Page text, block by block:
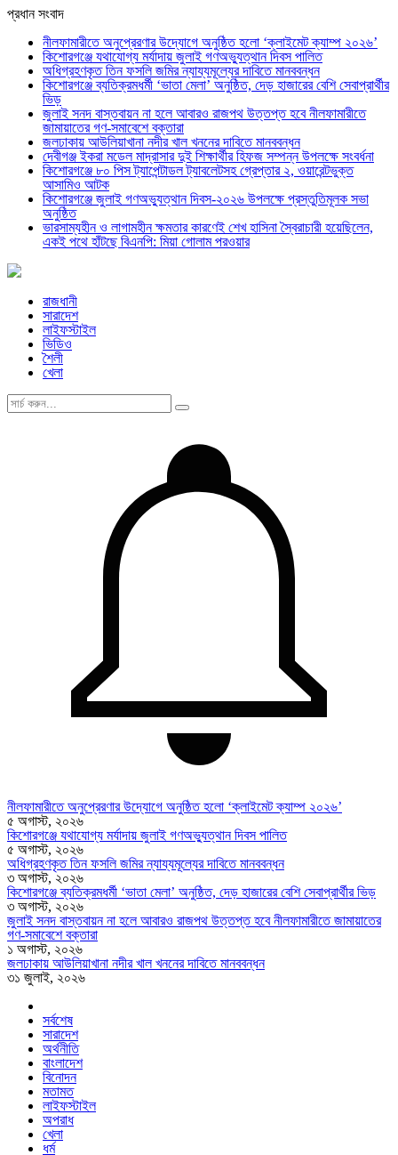
প্রধান সংবাদ
নীলফামারীতে অনুপ্রেরণার উদ্যোগে অনুষ্ঠিত হলো ‘ক্লাইমেট ক্যাম্প ২০২৬’
কিশোরগঞ্জে যথাযোগ্য মর্যাদায় জুলাই গণঅভ্যুত্থান দিবস পালিত
অধিগ্রহণকৃত তিন ফসলি জমির ন্যায্যমূল্যের দাবিতে মানববন্ধন
কিশোরগঞ্জে ব্যতিক্রমধর্মী ‘ভাতা মেলা’ অনুষ্ঠিত, দেড় হাজারের বেশি সেবাপ্রার্থীর
ভিড়
জুলাই সনদ বাস্তবায়ন না হলে আবারও রাজপথ উত্তপ্ত হবে নীলফামারীতে
জামায়াতের গণ-সমাবেশে বক্তারা
জলঢাকায় আউলিয়াখানা নদীর খাল খননের দাবিতে মানববন্ধন
দেবীগঞ্জ ইকরা মডেল মাদ্রাসার দুই শিক্ষার্থীর হিফজ সম্পন্ন উপলক্ষে সংবর্ধনা
কিশোরগঞ্জে ৮০ পিস ট্যাপেন্টাডল ট্যাবলেটসহ গ্রেপ্তার ২, ওয়ারেন্টভুক্ত
আসামিও আটক
কিশোরগঞ্জে জুলাই গণঅভ্যুত্থান দিবস-২০২৬ উপলক্ষে প্রস্তুতিমূলক সভা
অনুষ্ঠিত
ভারসাম্যহীন ও লাগামহীন ক্ষমতার কারণেই শেখ হাসিনা স্বৈরাচারী হয়েছিলেন,
একই পথে হাঁটছে বিএনপি: মিয়া গোলাম পরওয়ার
রাজধানী
সারাদেশ
লাইফস্টাইল
ভিডিও
শৈলী
খেলা
নীলফামারীতে অনুপ্রেরণার উদ্যোগে অনুষ্ঠিত হলো ‘ক্লাইমেট ক্যাম্প ২০২৬’
৫ অগাস্ট, ২০২৬
কিশোরগঞ্জে যথাযোগ্য মর্যাদায় জুলাই গণঅভ্যুত্থান দিবস পালিত
৫ অগাস্ট, ২০২৬
অধিগ্রহণকৃত তিন ফসলি জমির ন্যায্যমূল্যের দাবিতে মানববন্ধন
৩ অগাস্ট, ২০২৬
কিশোরগঞ্জে ব্যতিক্রমধর্মী ‘ভাতা মেলা’ অনুষ্ঠিত, দেড় হাজারের বেশি সেবাপ্রার্থীর ভিড়
৩ অগাস্ট, ২০২৬
জুলাই সনদ বাস্তবায়ন না হলে আবারও রাজপথ উত্তপ্ত হবে নীলফামারীতে জামায়াতের
গণ-সমাবেশে বক্তারা
১ অগাস্ট, ২০২৬
জলঢাকায় আউলিয়াখানা নদীর খাল খননের দাবিতে মানববন্ধন
৩১ জুলাই, ২০২৬
সর্বশেষ
সারাদেশ
অর্থনীতি
বাংলাদেশ
বিনোদন
মতামত
লাইফস্টাইল
অপরাধ
খেলা
ধর্ম